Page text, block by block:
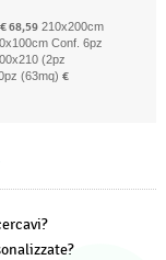
€ 68,59 210x200cm
Conf. 6pz
(2pz
(63mq) €